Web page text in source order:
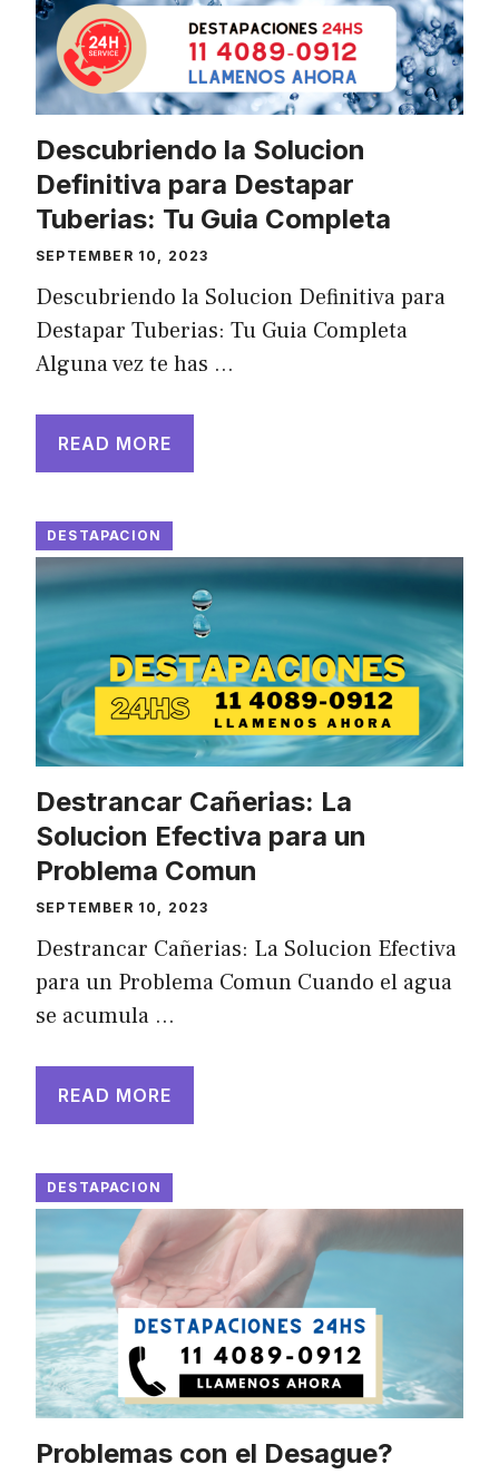
Descubriendo la Solucion
Definitiva para Destapar
Tuberias: Tu Guia Completa
SEPTEMBER 10, 2023
Descubriendo la Solucion Definitiva para
Destapar Tuberias: Tu Guia Completa
Alguna vez te has …
READ MORE
DESTAPACION
Destrancar Cañerias: La
Solucion Efectiva para un
Problema Comun
SEPTEMBER 10, 2023
Destrancar Cañerias: La Solucion Efectiva
para un Problema Comun Cuando el agua
se acumula …
READ MORE
DESTAPACION
Problemas con el Desague?